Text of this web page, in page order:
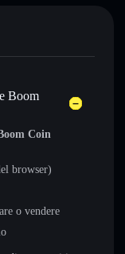
Boom
Coin
browser)
o vendere